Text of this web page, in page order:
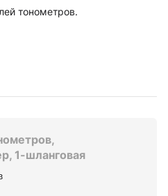
тонометров.
1-шланговая